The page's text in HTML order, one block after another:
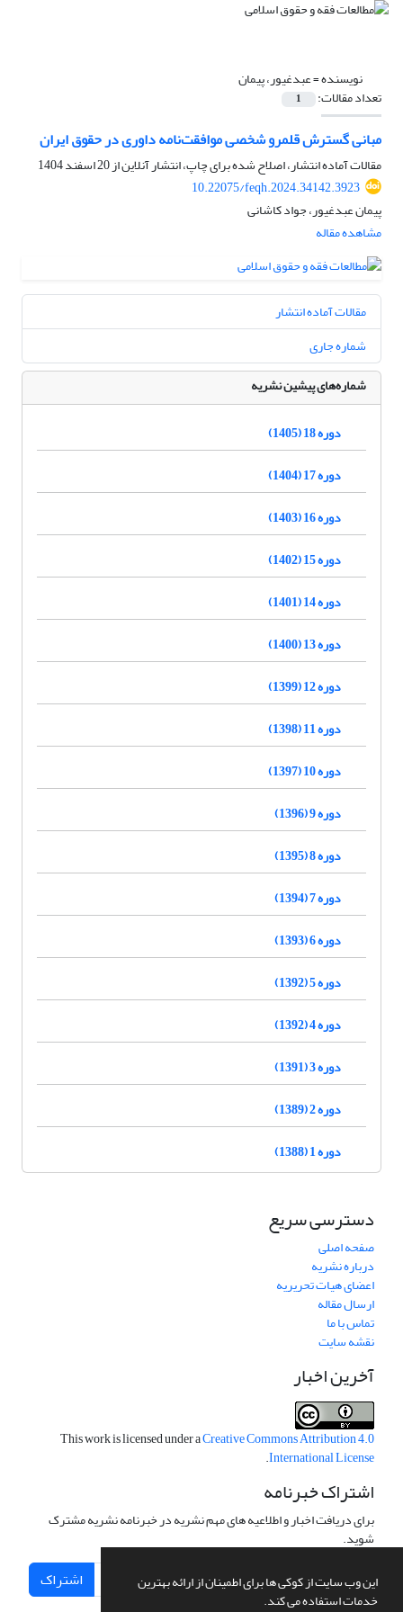
این وب سایت از کوکی ها برای اطمینان از ارائه بهترین
خدمات استفاده می کند.
نویسنده =عبدغیور، پیمان
تعداد مقالات: 1
مبانی گسترش قلمرو شخصی موافقت‌نامه داوری در حقوق ایران
مقالات آماده انتشار، اصلاح شده برای چاپ، انتشار آنلاین از20 اسفند 1404
10.22075/feqh.2024.34142.3923
پیمان عبدغیور، جواد کاشانی
مشاهده مقاله
مقالات آماده انتشار
شماره جاری
شماره‌های پیشین نشریه
دوره 18 (1405)
دوره 17 (1404)
دوره 16 (1403)
دوره 15 (1402)
دوره 14 (1401)
دوره 13 (1400)
دوره 12 (1399)
دوره 11 (1398)
دوره 10 (1397)
دوره 9 (1396)
دوره 8 (1395)
دوره 7 (1394)
دوره 6 (1393)
دوره 5 (1392)
دوره 4 (1392)
دوره 3 (1391)
دوره 2 (1389)
دوره 1 (1388)
دسترسی سریع
صفحه اصلی
درباره نشریه
اعضای هیات تحریریه
ارسال مقاله
تماس با ما
نقشه سایت
آخرین اخبار
This work is licensed under aCreative Commons Attribution 4.0
International License
.
اشتراک خبرنامه
برای دریافت اخبار و اطلاعیه های مهم نشریه در خبرنامه نشریه مشترک
شوید.
اشتراک